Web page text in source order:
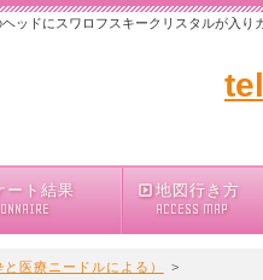
ッドにスワロフスキークリスタルが入り
ート結果 地図行き方
ACCESS MAP
医療ニードルによる）
>